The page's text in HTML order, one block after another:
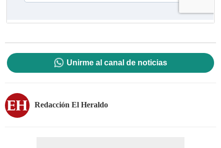
Unirme al canal de noticias
Redacción El Heraldo